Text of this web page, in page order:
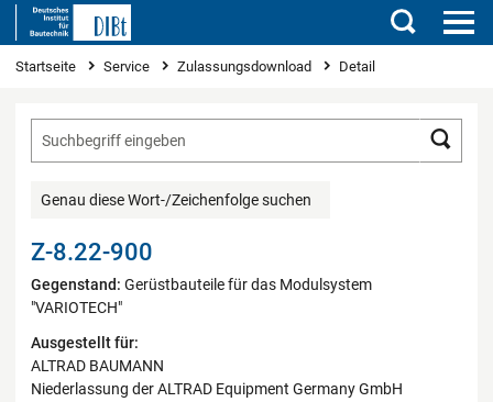
Suchen
Sie sind hier
Startseite Service Zulassungsdownload Detail
Genau diese Wort-/Zeichenfolge suchen
Z-8.22-900
Gegenstand: Gerüstbauteile für das Modulsystem
"VARIOTECH"
Ausgestellt für:
ALTRAD BAUMANN
Niederlassung der ALTRAD Equipment Germany GmbH